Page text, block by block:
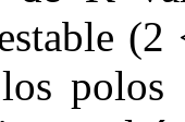
(2
polos